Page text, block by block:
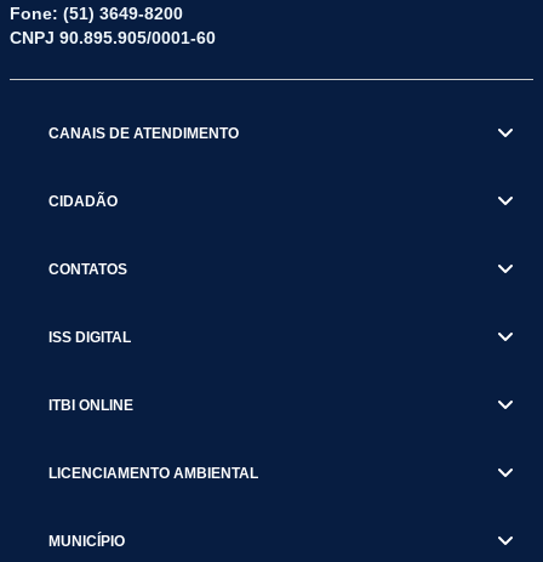
Fone: (51) 3649-8200
CNPJ 90.895.905/0001-60
CANAIS DE ATENDIMENTO
CIDADÃO
CONTATOS
ISS DIGITAL
ITBI ONLINE
LICENCIAMENTO AMBIENTAL
MUNICÍPIO